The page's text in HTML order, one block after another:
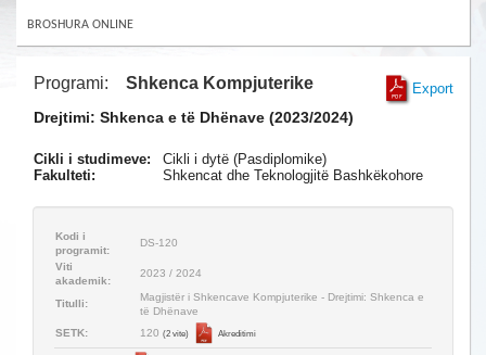
BROSHURA ONLINE
Export
Programi: Shkenca Kompjuterike
Drejtimi: Shkenca e të Dhënave (2023/2024)
Cikli i studimeve:
Cikli i dytë (Pasdiplomike)
Fakulteti:
Shkencat dhe Teknologjitë Bashkëkohore
Kodi i
programit:
DS-120
Viti
akademik:
2023 / 2024
Titulli:
Magjistër i Shkencave Kompjuterike - Drejtimi: Shkenca e
të Dhënave
SETK:
120 (2 vite) Akreditimi